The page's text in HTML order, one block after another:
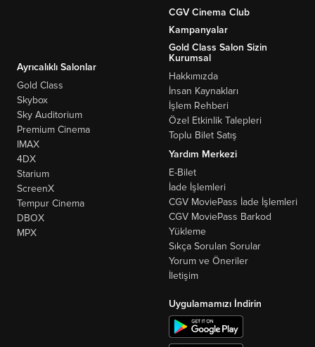
CGV Cinema Club
Kampanyalar
Gold Class Salon Sizin
Ayrıcalıklı Salonlar
Gold Class
Skybox
Sky Auditorium
Premium Cinema
IMAX
4DX
Starium
ScreenX
Tempur Cinema
DBOX
MPX
Kurumsal
Hakkımızda
İnsan Kaynakları
İşlem Rehberi
Özel Etkinlik Talepleri
Toplu Bilet Satış
Yardım Merkezi
E-Bilet
İade İşlemleri
CGV MoviePass İade İşlemleri
CGV MoviePass Barkod
Yükleme
Sıkça Sorulan Sorular
Yorum ve Öneriler
İletişim
Uygulamamızı İndirin